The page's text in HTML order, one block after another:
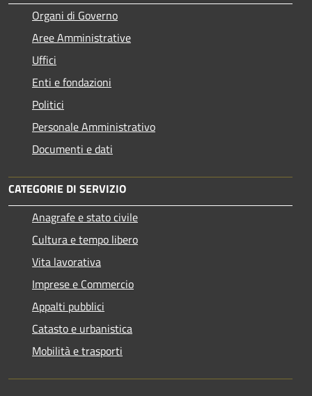
Organi di Governo
Aree Amministrative
Uffici
Enti e fondazioni
Politici
Personale Amministrativo
Documenti e dati
CATEGORIE DI SERVIZIO
Anagrafe e stato civile
Cultura e tempo libero
Vita lavorativa
Imprese e Commercio
Appalti pubblici
Catasto e urbanistica
Mobilità e trasporti